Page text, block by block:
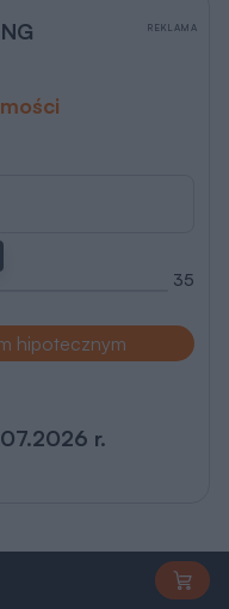
35
hipotecznym
r.
REKLAMA